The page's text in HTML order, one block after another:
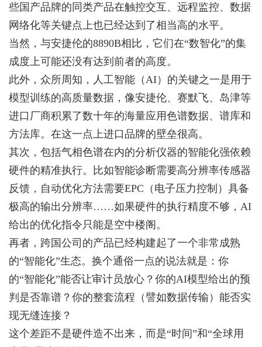
些国产品牌的同类产品在触控交互、远程监控、数据
网络化等关键点上也已经达到了相当高的水平。
当然，与安捷伦的8890B相比，它们在“数智化”的集
成度上可能还没有达到前者的高度。
此外，众所周知，人工智能（AI）的关键之一是用于
模型训练的高质量数据，像安捷伦、赛默飞、岛津等
进口厂商积累了数十年的海量应用色谱数据、谱库和
方法库。在这一点上进口品牌的壁垒很高。
其次，包括气相色谱在内的分析仪器的智能化强依赖
硬件的精准执行。比如智能诊断需要高分辨率传感器
反馈，自动优化方法需要EPC（电子压力控制）具备
极高的输出分辨率……如果硬件的执行精度不够，AI
给出的优化指令只能是空中楼阁。
再者，跨国公司的产品已经构建起了一个非常成熟
的“智能化”生态。换个通俗一点的说法就是：你
的“智能化”能否让审计员放心？你的AI模型给出的预
判是否靠谱？你的整套流程（譬如数据传输）能否实
现无缝连接？
这个差距不是硬件造不出来，而是“时间”和“全球用